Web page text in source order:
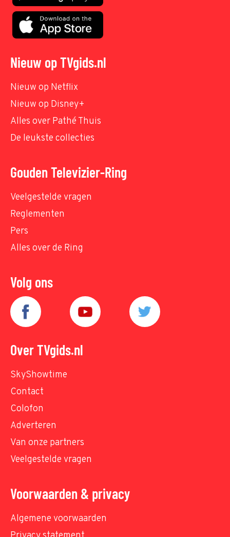
Nieuw op TVgids.nl
Nieuw op Netflix
Nieuw op Disney+
Alles over Pathé Thuis
De leukste collecties
Gouden Televizier-Ring
Veelgestelde vragen
Reglementen
Pers
Alles over de Ring
Volg ons
Over TVgids.nl
SkyShowtime
Contact
Colofon
Adverteren
Van onze partners
Veelgestelde vragen
Voorwaarden & privacy
Algemene voorwaarden